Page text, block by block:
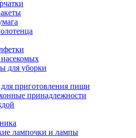
для уборки
приготовления пищи
принадлежности
лампочки и лампы